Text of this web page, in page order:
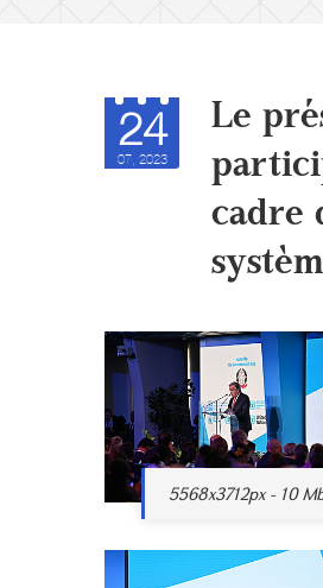
24
07, 2023
Le
cadre
5568x3712px - 10